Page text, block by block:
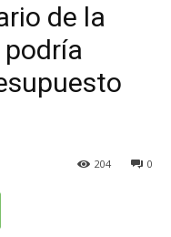
de la
podría
0
204